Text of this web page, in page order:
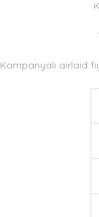
Kampanyalı airlaid